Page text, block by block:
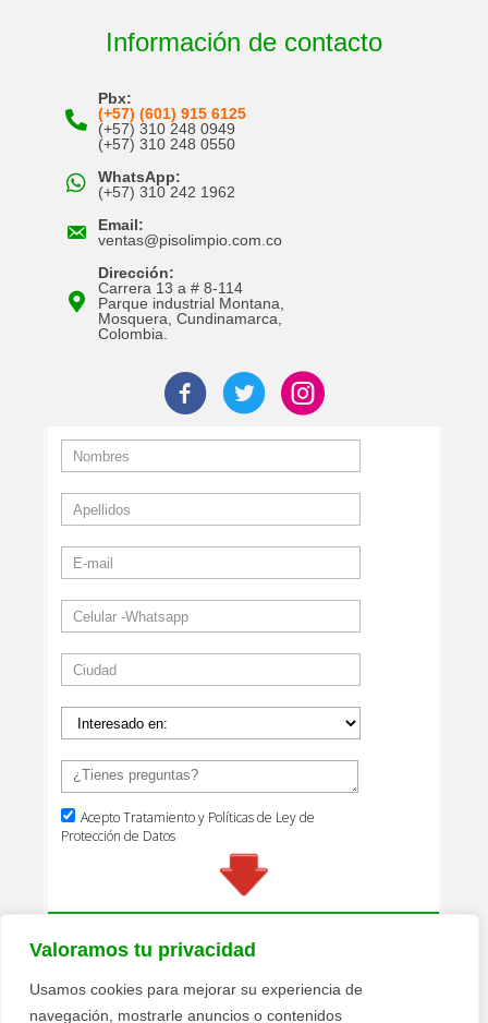
Valoramos tu privacidad
Usamos cookies para mejorar su experiencia de
navegación, mostrarle anuncios o contenidos
Información de contacto
Pbx:
(+57) (601) 915 6125
(+57) 310 248 0949
(+57) 310 248 0550
WhatsApp:
(+57) 310 242 1962
Email:
ventas@pisolimpio.com.co
Dirección:
Carrera 13 a # 8-114
Parque industrial Montana,
Mosquera, Cundinamarca,
Colombia.